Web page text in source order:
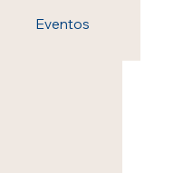
Eventos